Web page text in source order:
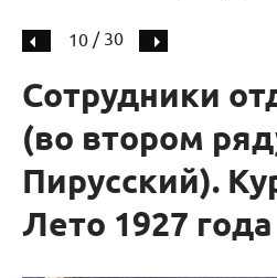
10 / 30
Сотрудники
(во втором
Пирусский).
Лето 1927